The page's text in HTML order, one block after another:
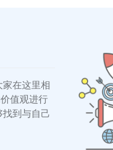
在这里相
值观进行
到与自己